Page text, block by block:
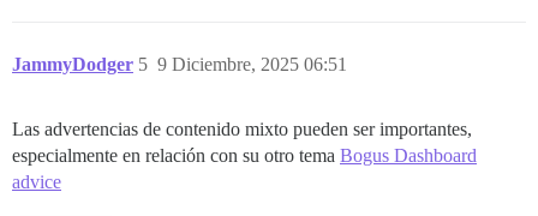
JammyDodger 9 Diciembre, 2025 06:51
5
Las advertencias de contenido mixto pueden ser importantes,
especialmente en relación con su otro tema Bogus Dashboard
advice